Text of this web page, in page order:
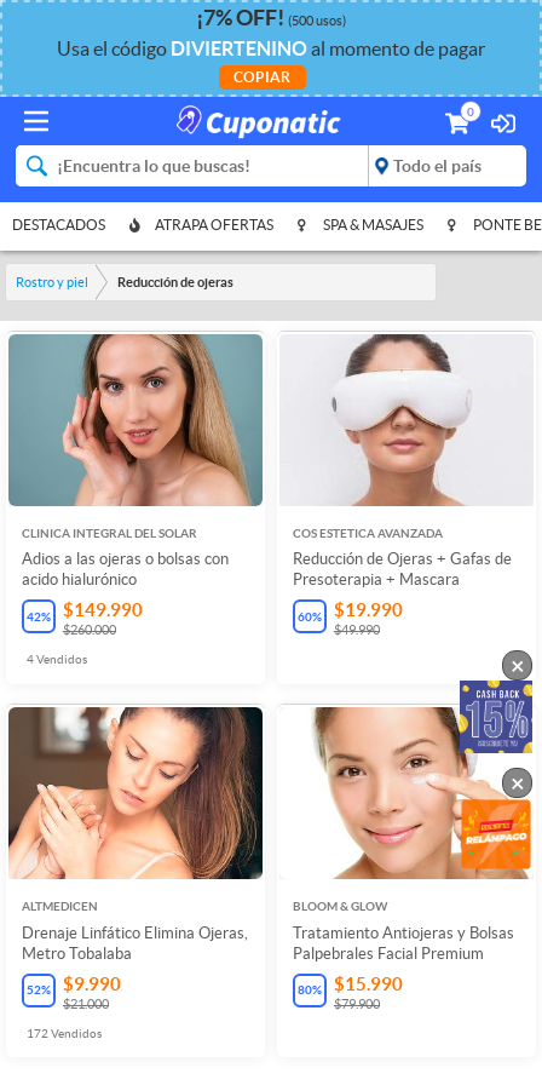
¡7%OFF! (500 usos)
Usa el código DIVIERTENINOal momento de pagar
COPIAR
0
DESTACADOS ATRAPA OFERTAS SPA & MASAJES PONTE
Rostro y piel Reducción de ojeras
CLINICA INTEGRAL DEL SOLAR
Adios a las ojeras o bolsas con
acido hialurónico
42% $149.990
$260.000
4Vendidos
COS ESTETICA AVANZADA
Reducción de Ojeras + Gafas de
Presoterapia + Mascara
60% $19.990
$49.990
ALTMEDICEN
Drenaje Linfático Elimina Ojeras,
Metro Tobalaba
52% $9.990
$21.000
172 Vendidos
BLOOM & GLOW
Tratamiento Antiojeras y Bolsas
Palpebrales Facial Premium
80% $15.990
$79.900
×
×